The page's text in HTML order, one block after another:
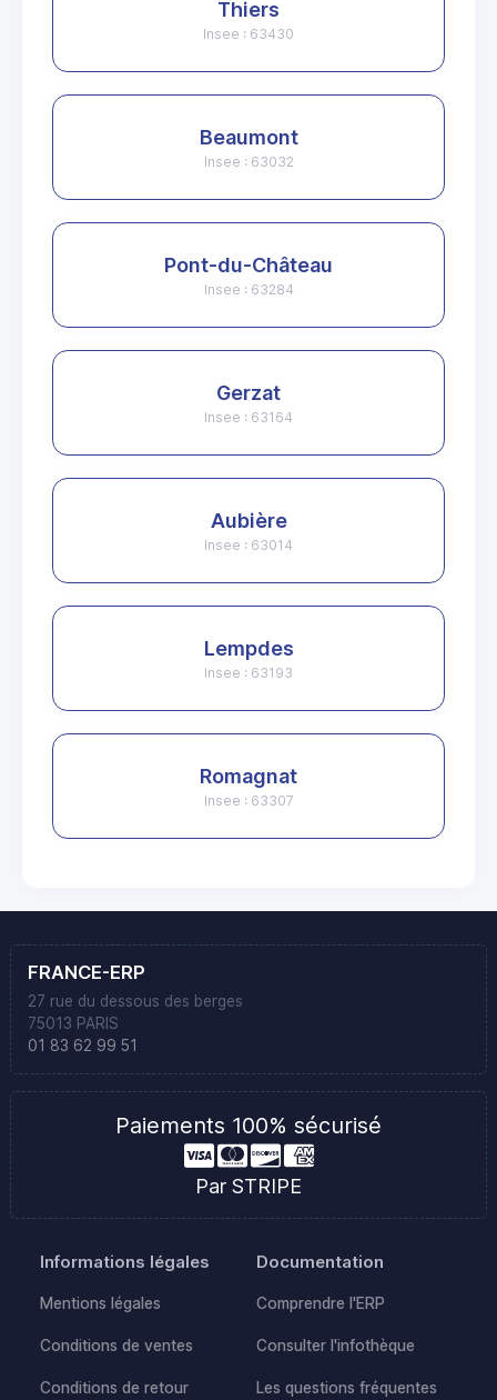
Thiers
Insee : 63430
Beaumont
Insee : 63032
Pont-du-Château
Insee : 63284
Gerzat
Insee : 63164
Aubière
Insee : 63014
Lempdes
Insee : 63193
Romagnat
Insee : 63307
FRANCE-ERP
27 rue du dessous des berges
75013 PARIS
01 83 62 99 51
Paiements 100% sécurisé
Par STRIPE
Informations légales
Mentions légales
Conditions de ventes
Conditions de retour
Documentation
Comprendre l'ERP
Consulter l'infothèque
Les questions fréquentes